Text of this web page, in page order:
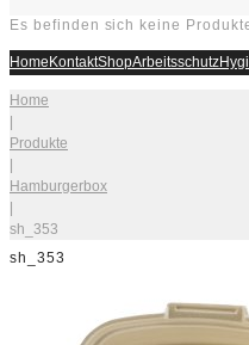
Es befinden sich keine
HomeKontaktShopArbeitsschutz
Home
|
Produkte
|
Hamburgerbox
|
sh_353
sh_353